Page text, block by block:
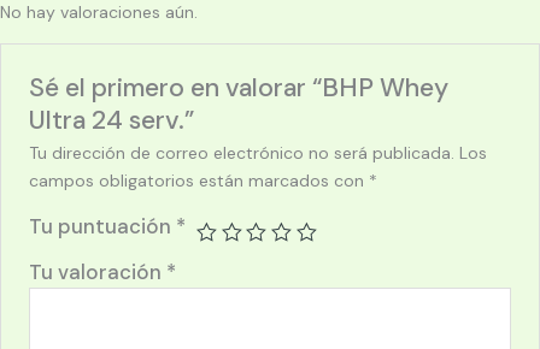
No hay valoraciones aún.
Sé el primero en valorar “BHP Whey
Ultra 24 serv.”
Tu dirección de correo electrónico no será publicada. Los
campos obligatorios están marcados con *
Tu puntuación *
Tu valoración *